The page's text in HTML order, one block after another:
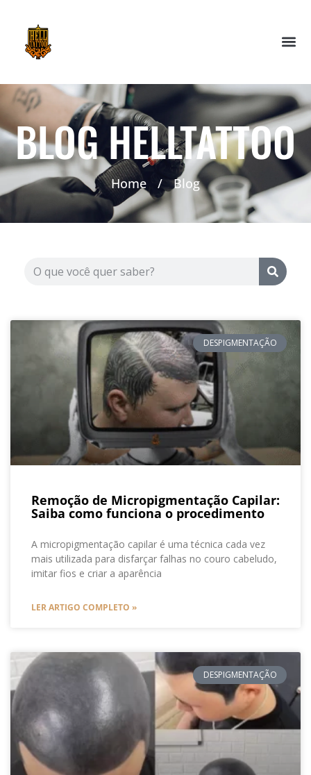
BLOG HELLTATTOO
Home / Blog
DESPIGMENTAÇÃO
Remoção de Micropigmentação Capilar:
Saiba como funciona o procedimento
A micropigmentação capilar é uma técnica cada vez
mais utilizada para disfarçar falhas no couro cabeludo,
imitar fios e criar a aparência
LER ARTIGO COMPLETO »
DESPIGMENTAÇÃO